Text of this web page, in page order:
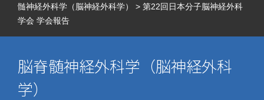
髄神経外科学（脳神経外科学）
> 第22回日本分子脳神経外科
学会 学会報告
脳脊髄神経外科学（脳神経外科
学）